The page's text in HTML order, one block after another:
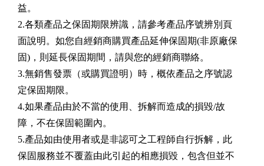
益。
2.各類產品之保固期限辨識，請參考產品序號辨別頁
面說明。如您自經銷商購買產品延伸保固期(非原廠保
固)，則延長保固期間，請與您的經銷商聯絡。
3.無銷售發票（或購買證明）時，概依產品之序號認
定保固期限。
4.如果產品由於不當的使用、拆解而造成的損毀/故
障，不在保固範圍內。
5.產品如由使用者或是非認可之工程師自行拆解，此
保固服務並不覆蓋由此引起的相應損毀，包含但並不